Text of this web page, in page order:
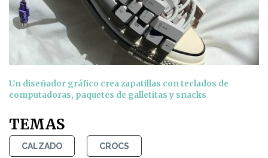
Un diseñador gráfico crea zapatillas con teclados de
computadoras, paquetes de galletitas y snacks
TEMAS
CALZADO CROCS